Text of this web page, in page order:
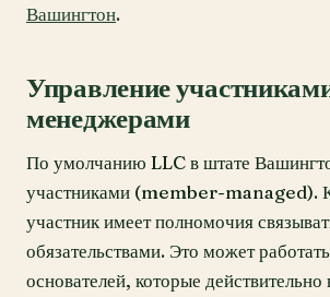
Вашингтон.
Управление
менеджерами
По умолчанию LLC в штате
участниками (member-managed).
участник имеет полномочия
обязательствами. Это может
основателей, которые действительно